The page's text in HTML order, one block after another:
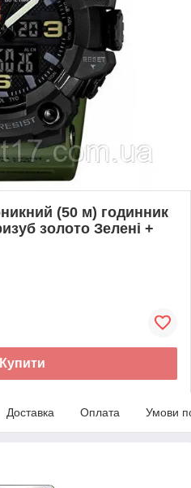
(50 м) годинник
золото Зелені +
Купити
Доставка Оплата Умови